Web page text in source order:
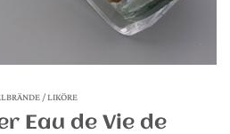
/ LIKÖRE
Eau de Vie de